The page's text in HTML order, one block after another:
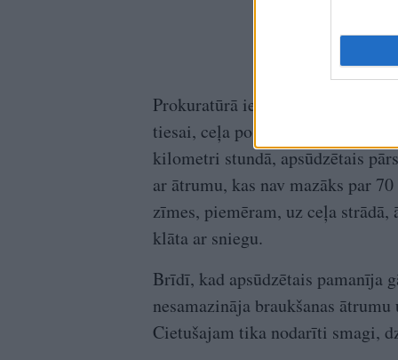
Prokuratūrā iepriekš skaidroja,
tiesai, ceļa posmā Rīgā, kur
kilometri stundā, apsūdzētais
ar ātrumu, kas nav mazāks par
zīmes, piemēram, uz ceļa
klāta ar sniegu.
Brīdī, kad apsūdzētais pamanīja
nesamazināja braukšanas
Cietušajam tika nodarīti smagi,